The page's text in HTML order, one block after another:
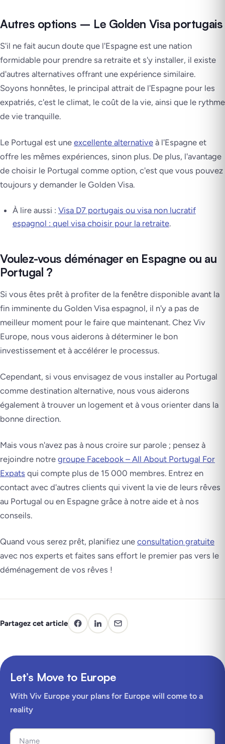
Autres options – Le Golden Visa portugais
S'il ne fait aucun doute que l'Espagne est une nation
formidable pour prendre sa retraite et s'y installer, il existe
d'autres alternatives offrant une expérience similaire.
Soyons honnêtes, le principal attrait de l'Espagne pour les
expatriés, c'est le climat, le coût de la vie, ainsi que le rythme
de vie tranquille.
Le Portugal est une excellente alternative à l'Espagne et
offre les mêmes expériences, sinon plus. De plus, l'avantage
de choisir le Portugal comme option, c'est que vous pouvez
toujours y demander le Golden Visa.
À lire aussi : Visa D7 portugais ou visa non lucratif
espagnol : quel visa choisir pour la retraite.
Voulez-vous déménager en Espagne ou au
Portugal ?
Si vous êtes prêt à profiter de la fenêtre disponible avant la
fin imminente du Golden Visa espagnol, il n'y a pas de
meilleur moment pour le faire que maintenant. Chez Viv
Europe, nous vous aiderons à déterminer le bon
investissement et à accélérer le processus.
Cependant, si vous envisagez de vous installer au Portugal
comme destination alternative, nous vous aiderons
également à trouver un logement et à vous orienter dans la
bonne direction.
Mais vous n'avez pas à nous croire sur parole ; pensez à
rejoindre notre groupe Facebook – All About Portugal For
Expats qui compte plus de 15 000 membres. Entrez en
contact avec d'autres clients qui vivent la vie de leurs rêves
au Portugal ou en Espagne grâce à notre aide et à nos
conseils.
Quand vous serez prêt, planifiez une consultation gratuite
avec nos experts et faites sans effort le premier pas vers le
déménagement de vos rêves !
Partagez cet article
Let’s Move to Europe
With Viv Europe your plans for Europe will come to a
reality